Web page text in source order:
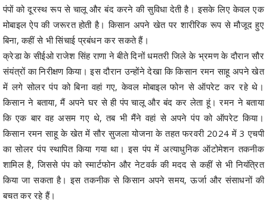
पंपों को दूरस्थ रूप से चालू और बंद करने की सुविधा देती है। इसके लिए केवल एक
मोबाइल ऐप की जरूरत होती है। किसान अपने खेत पर शारीरिक रूप से मौजूद हुए
बिना, कहीं से भी सिंचाई प्रबंधन कर सकते हैं।
क्रेडा के सीईओ राजेश सिंह राणा ने बीते दिनों धमतरी जिले के भ्रमण के दौरान सौर
संयंत्रों का निरीक्षण किया। इस दौरान उन्होंने देखा कि किसान रमन साहू अपने खेत
में लगे सोलर पंप को बिना वहां गए, केवल मोबाइल फोन से ऑपरेट कर रहे थे।
किसान ने बताया, मैं अपने घर से ही पंप चालू और बंद कर लेता हूं। रमन ने बताया
कि एक बार वह असम गए थे, तब भी मैंने वहां से अपने पंप को ऑपरेट किया।
किसान रमन साहू के खेत में सौर सुजला योजना के तहत फरवरी 2024 में 3 एचपी
का सोलर पंप स्थापित किया गया था। इस पंप में अत्याधुनिक ऑटोमेशन तकनीक
शामिल है, जिससे पंप को स्मार्टफोन और नेटवर्क की मदद से कहीं से भी नियंत्रित
किया जा सकता है। इस तकनीक से किसान अपने समय, ऊर्जा और संसाधनों की
बचत कर रहे हैं।